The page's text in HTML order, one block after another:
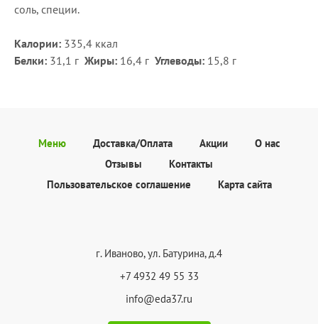
соль, специи.
Калории: 335,4 ккал
Белки: 31,1 г Жиры: 16,4 г Углеводы: 15,8 г
Меню Доставка/Оплата Акции
О нас
Отзывы
Контакты
Пользовательское соглашение
Карта сайта
г. Иваново, ул. Батурина, д.4
+7 4932 49 55 33
info@eda37.ru